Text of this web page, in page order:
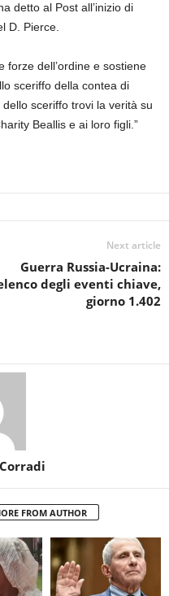
detto al Post all’inizio di
D. Pierce.
forze dell’ordine e sostiene
sceriffo della contea di
sceriffo trovi la verità su
Beallis e ai loro figli.”
Next article
Guerra Russia-Ucraina:
degli eventi chiave,
giorno 1.402
FROM AUTHOR